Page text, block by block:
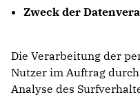
Zweck der
Die Verarbeitung der
Nutzer im Auftrag
Analyse des